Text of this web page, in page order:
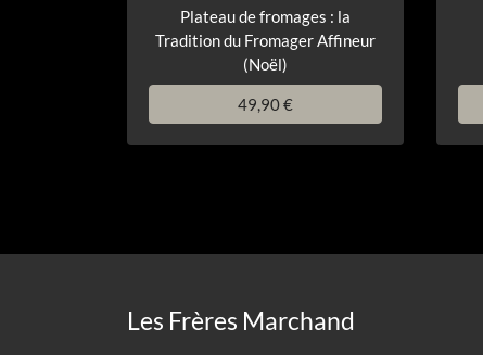
Plateau de fromages : la
Tradition du Fromager Affineur
(Noël)
49,90 €
Les Frères Marchand